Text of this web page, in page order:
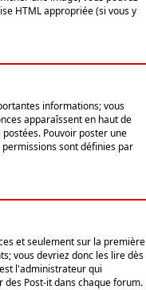
HTML appropriée (si vous y
informations; vous
apparaîssent en haut de
Pouvoir poster une
sont définies par
et seulement sur la première
vous devriez donc les lire dès
l'administrateur qui
Post-it dans chaque forum.